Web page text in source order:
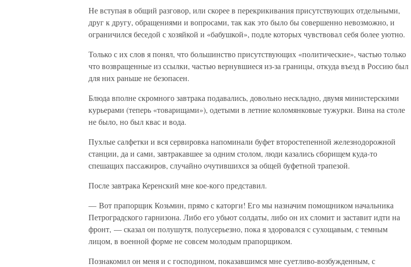
Не вступая в общий разговор, или скорее в перекрикивания присутствующих отдельными,
друг к другу, обращениями и вопросами, так как это было бы совершенно невозможно, и
ограничился беседой с хозяйкой и «бабушкой», подле которых чувствовал себя более уютно.
Только с их слов я понял, что большинство присутствующих «политические», частью только
что возвращенные из ссылки, частью вернувшиеся из-за границы, откуда въезд в Россию был
для них раньше не безопасен.
Блюда вполне скромного завтрака подавались, довольно нескладно, двумя министерскими
курьерами (теперь «товарищами»), одетыми в летние коломянковые тужурки. Вина на столе
не было, но был квас и вода.
Пухлые салфетки и вся сервировка напоминали буфет второстепенной железнодорожной
станции, да и сами, завтракавшее за одним столом, люди казались сборищем куда-то
спешащих пассажиров, случайно очутившихся за общей буфетной трапезой.
После завтрака Керенский мне кое-кого представил.
— Вот прапорщик Козьмин, прямо с каторги! Его мы назначим помощником начальника
Петроградского гарнизона. Либо его убьют солдаты, либо он их сломит и заставит идти на
фронт, — сказал он полушутя, полусерьезно, пока я здоровался с сухощавым, с темным
лицом, в военной форме не совсем молодым прапорщиком.
Познакомил он меня и с господином, показавшимся мне суетливо-возбужденным, с